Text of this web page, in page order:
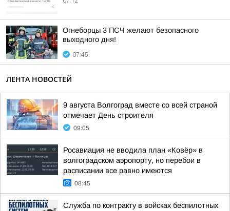
Огнеборцы 3 ПСЧ желают безопасного
выходного дня!
07:45
ЛЕНТА НОВОСТЕЙ
9 августа Волгоград вместе со всей страной
отмечает День строителя
09:05
Росавиация не вводила план «Ковёр» в
волгоградском аэропорту, но перебои в
расписании все равно имеются
08:45
Служба по контракту в войсках беспилотных